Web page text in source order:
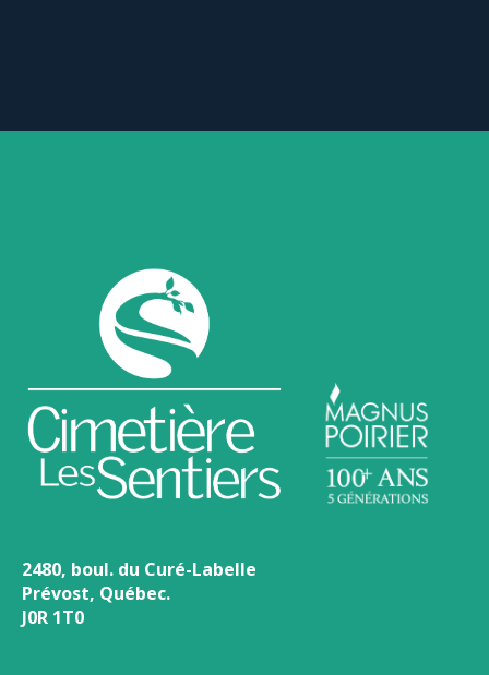
2480, boul. du Curé-Labelle
Prévost, Québec.
J0R 1T0